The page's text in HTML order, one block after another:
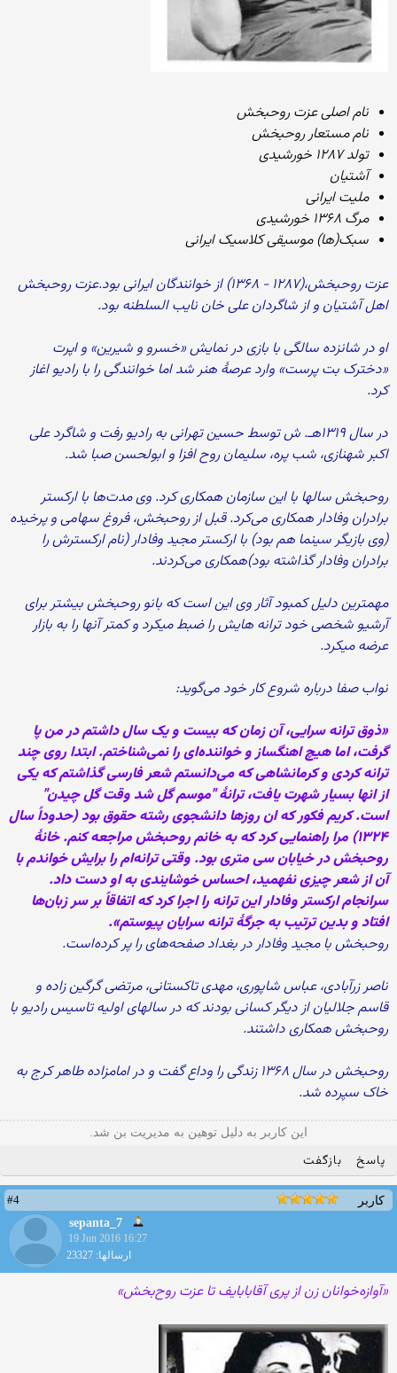
نام اصلی عزت روحبخش
نام مستعار روحبخش
تولد ۱۲۸۷ خورشیدی
آشتیان
ملیت ایرانی
مرگ ۱۳۶۸ خورشیدی
سبک‌(ها) موسیقی کلاسیک ایرانی
عزت روحبخش،(۱۲۸۷ - ۱۳۶۸) از خوانندگان ایرانی بود.عزت روحبخش
اهل آشتیان و از شاگردان علی خان نایب السلطنه بود.
او در شانزده سالگی با بازی در نمایش «خسرو و شیرین» و اپرت
«دخترک بت پرست» وارد عرصهٔ هنر شد اما خوانندگی را با رادیو اغاز
کرد.
در سال ۱۳۱۹هـ. ش توسط حسین تهرانی به رادیو رفت و شاگرد علی
اکبر شهنازی، شب پره، سلیمان روح افزا و ابولحسن صبا شد.
روحبخش سالها با این سازمان همکاری کرد. وی مدت‌ها با ارکستر
برادران وفادار همکاری می‌کرد. قبل از روحبخش، فروغ سهامی و پرخیده
(وی بازیگر سینما هم بود) با ارکستر مجید وفادار (نام ارکسترش را
برادران وفادار گذاشته بود)همکاری می‌کردند.
مهمترین دلیل کمبود آثار وی این است که بانو روحبخش بیشتر برای
آرشیو شخصی خود ترانه هایش را ضبط میکرد و کمتر آنها را به بازار
عرضه میکرد.
نواب صفا درباره شروع کار خود می‌گوید:
«ذوق ترانه سرایی، آن زمان که بیست و یک سال داشتم در من پا
گرفت، اما هیچ اهنگساز و خواننده‌ای را نمی‌شناختم. ابتدا روی چند
ترانه کردی و کرمانشاهی که می‌دانستم شعر فارسی گذاشتم که یکی
از انها بسیار شهرت یافت، ترانهٔ "موسم گل شد وقت گل چیدن"
است. کریم فکور که ان روزها دانشجوی رشته حقوق بود (حدوداً سال
۱۳۲۴) مرا راهنمایی کرد که به خانم روحبخش مراجعه کنم. خانهٔ
روحبخش در خیابان سی متری بود. وقتی ترانه‌ام را برایش خواندم با
آن از شعر چیزی نفهمید، احساس خوشایندی به او دست داد.
سرانجام ارکستر وفادار این ترانه را اجرا کرد که اتفاقاً بر سر زبان‌ها
افتاد و بدین ترتیب به جرگهٔ ترانه سرایان پیوستم».
روحبخش با مجید وفادار در بغداد صفحه‌های را پر کرده‌است.
ناصر زرآبادی، عباس شاپوری، مهدی تاکستانی، مرتضی گرگین زاده و
قاسم جلالیان از دیگر کسانی بودند که در سالهای اولیه تاسیس رادیو با
روحبخش همکاری داشتند.
روحبخش در سال ۱۳۶۸ زندگی را وداع گفت و در امامزاده طاهر کرج به
خاک سپرده شد.
این کاربر به دلیل توهین به مدیریت بن شد.
پاسخ بازگفت
کاربر
#4
sepanta_7
19 Jun 2016 16:27
ارسالها: 23327
«آوازه‌خوانان زن از پری آقابابایف تا عزت روح‌بخش»